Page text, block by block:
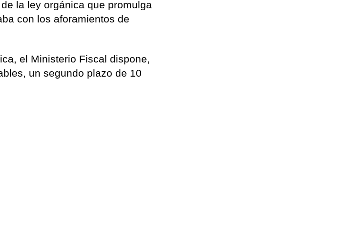
la ley orgánica que promulga
con los aforamientos de
el Ministerio Fiscal dispone,
un segundo plazo de 10